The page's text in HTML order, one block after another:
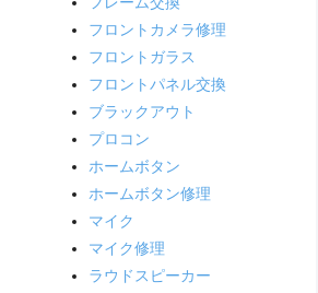
フロントカメラ修理
フロントガラス
フロントパネル交換
ブラックアウト
プロコン
ホームボタン
ホームボタン修理
マイク
マイク修理
ラウドスピーカー